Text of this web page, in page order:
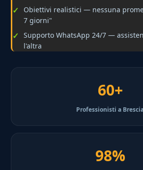
Obiettivi realistici — nessuna
7 giorni"
Supporto WhatsApp 24/7 —
l'altra
60+
Professionisti a
98%